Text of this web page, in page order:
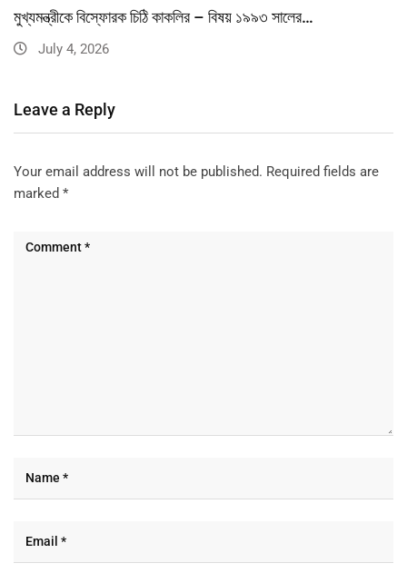
মুখ্যমন্ত্রীকে বিস্ফোরক চিঠি কাকলির – বিষয় ১৯৯৩ সালের…
July 4, 2026
Leave a Reply
Your email address will not be published. Required fields are
marked *